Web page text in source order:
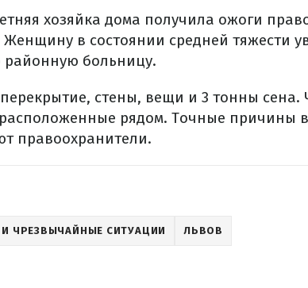
хозяйка дома получила ожоги
в состоянии средней тяжести
районную больницу.
стены, вещи и 3 тонны
расположенные рядом. Точные причины
правоохранители.
ЧРЕЗВЫЧАЙНЫЕ СИТУАЦИИ ЛЬВОВ